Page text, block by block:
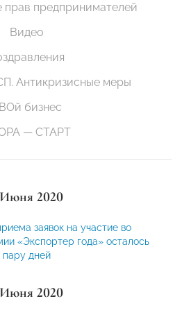
предпринимателей
Видео
Антикризисные меры
бизнес
— СТАРТ
2020
заявок на участие во
«Экспортер года» осталось
пару дней
2020